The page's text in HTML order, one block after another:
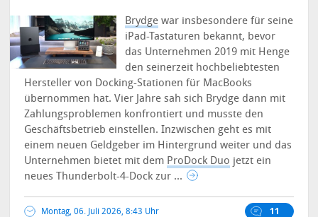
Brydge war insbesondere für seine
iPad-Tastaturen bekannt, bevor
das Unternehmen 2019 mit Henge
den seinerzeit hochbeliebtesten
Hersteller von Docking-Stationen für MacBooks
übernommen hat. Vier Jahre sah sich Brydge dann mit
Zahlungsproblemen konfrontiert und musste den
Geschäftsbetrieb einstellen. Inzwischen geht es mit
einem neuen Geldgeber im Hintergrund weiter und das
Unternehmen bietet mit dem ProDock Duo jetzt ein
neues Thunderbolt-4-Dock zur ...
Montag, 06. Juli 2026, 8:43 Uhr 11